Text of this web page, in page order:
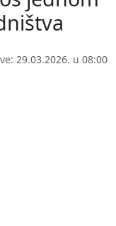
29.03.2026. u 08:00